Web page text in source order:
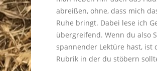
abreißen, ohne, dass mich
Ruhe bringt. Dabei lese ich
übergreifend. Wenn du also
spannender Lektüre hast, ist
Rubrik in der du stöbern